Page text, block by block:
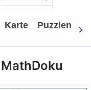
Karte Puzzlen
MathDoku